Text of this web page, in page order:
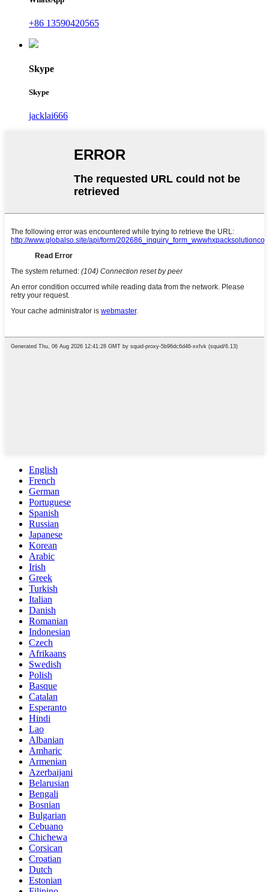
+86 13590420565
Skype
Skype
jacklai666
English
French
German
Portuguese
Spanish
Russian
Japanese
Korean
Arabic
Irish
Greek
Turkish
Italian
Danish
Romanian
Indonesian
Czech
Afrikaans
Swedish
Polish
Basque
Catalan
Esperanto
Hindi
Lao
Albanian
Amharic
Armenian
Azerbaijani
Belarusian
Bengali
Bosnian
Bulgarian
Cebuano
Chichewa
Corsican
Croatian
Dutch
Estonian